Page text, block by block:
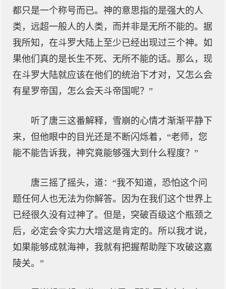
都只是一个称号而已。神的意思指的是强大的人
类，远超一般人的人类，而并非是无所不能的。据
我所知，在斗罗大陆上至少已经出现过三个神。如
果他们真的是长生不死、无所不能的话。那么，现
在斗罗大陆就应该在他们的统治下才对，又怎么会
有星罗帝国，怎么会天斗帝国呢？”
听了唐三这番解释，雪崩的心情才渐渐平静下
来，但他眼中的目光还是不断闪烁着，“老师，您
能不能告诉我，神究竟能够强大到什么程度？”
唐三摇了摇头，道：“我不知道，恐怕这个问
题任何人也无法为你解答。因为在我们这个世界上
已经很久没有过神了。但是，突破百级这个瓶颈之
后，必定会令实力大增这是肯定的。所以我才说，
如果能够成就海神，我就有把握帮助陛下攻破这嘉
陵关。”